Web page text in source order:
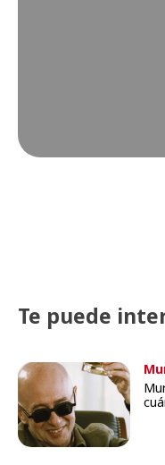
Te puede